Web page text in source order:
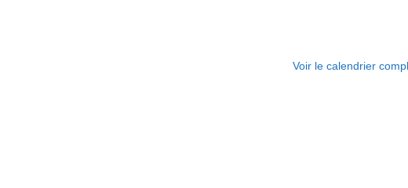
Voir le calendrier